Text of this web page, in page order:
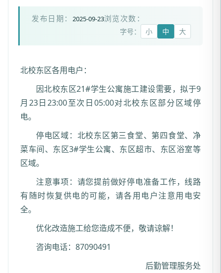
发布日期： 2025-09-23浏览次数：
字号： 小 中 大
北校东区各用电户：
因北校东区21#学生公寓施工建设需要，拟于9
月23日23:00至次日05:00对北校东区部分区域停
电。
停电区域：北校东区第三食堂、第四食堂、净
菜车间、东区3#学生公寓、东区超市、东区浴室等
区域。
注意事项：请您提前做好停电准备工作，线路
有随时恢复供电的可能，请各用电户注意用电安
全。
优化改造施工给您造成不便，敬请谅解！
咨询电话：87090491
后勤管理服务处